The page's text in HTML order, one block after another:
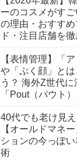
ーのコスメがす
の理由・おすすめ
ド・注目店舗を
【表情管理】「ア
や「ぷく顔」とは
う？ 海外Z世代に
「Pout（パウト
40代でも老け見
【オールドマネ
ションの今っぽ
術